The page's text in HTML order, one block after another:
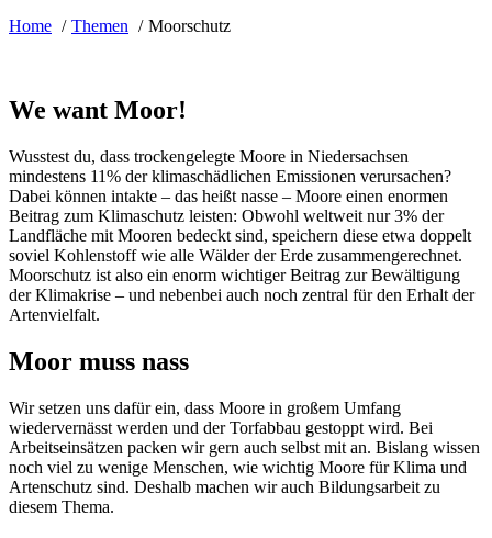
Home
Themen Moorschutz
We want Moor!
Wusstest du, dass trockengelegte Moore in Niedersachsen
mindestens 11% der klimaschädlichen Emissionen verursachen?
Dabei können intakte – das heißt nasse – Moore einen enormen
Beitrag zum Klimaschutz leisten: Obwohl weltweit nur 3% der
Landfläche mit Mooren bedeckt sind, speichern diese etwa doppelt
soviel Kohlenstoff wie alle Wälder der Erde zusammengerechnet.
Moorschutz ist also ein enorm wichtiger Beitrag zur Bewältigung
der Klimakrise – und nebenbei auch noch zentral für den Erhalt der
Artenvielfalt.
Moor muss nass
Wir setzen uns dafür ein, dass Moore in großem Umfang
wiedervernässt werden und der Torfabbau gestoppt wird. Bei
Arbeitseinsätzen packen wir gern auch selbst mit an. Bislang wissen
noch viel zu wenige Menschen, wie wichtig Moore für Klima und
Artenschutz sind. Deshalb machen wir auch Bildungsarbeit zu
diesem Thema.